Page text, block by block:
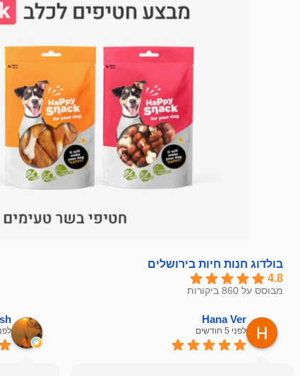
בולדוג חנות חיות בירושלים
4.8
מבוסס על 860 ביקורות
Hana Ver
לפני 5 חודשים לפני 6